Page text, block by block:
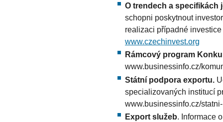
O trendech a specifikách
schopni poskytnout
realizaci případné
www.czechinvest.org
Rámcový program
www.businessinfo.cz/
Státní podpora exportu.
specializovaných institucí
www.businessinfo.cz/
Export služeb. Informace